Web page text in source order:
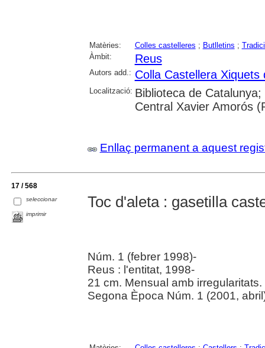
Matèries: Colles castelleres ; Butlletins ;
Àmbit:
Reus
Autors add.: Colla Castellera Xiquets
Localització: Biblioteca de
Central Xavier Amorós
Enllaç permanent a aquest
17 / 568
seleccionar
imprimir
Toc d'aleta : gasetilla
Núm. 1 (febrer 1998)-
Reus : l'entitat, 1998-
21 cm. Mensual amb irregularitats.
Segona Època Núm. 1 (2001,